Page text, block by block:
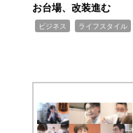
お台場、改装進む
ビジネス ライフスタイル